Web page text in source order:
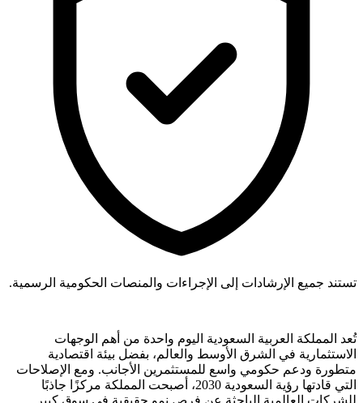
تستند جميع الإرشادات إلى الإجراءات والمنصات الحكومية الرسمية.
تُعد المملكة العربية السعودية اليوم واحدة من أهم الوجهات
الاستثمارية في الشرق الأوسط والعالم، بفضل بيئة اقتصادية
متطورة ودعم حكومي واسع للمستثمرين الأجانب. ومع الإصلاحات
التي قادتها رؤية السعودية 2030، أصبحت المملكة مركزًا جاذبًا
للشركات العالمية الباحثة عن فرص نمو حقيقية في سوق كبير